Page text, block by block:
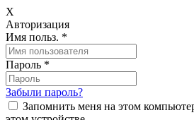
X
Авторизация
Имя польз. *
Пароль *
Забыли пароль?
Запомнить меня на этом